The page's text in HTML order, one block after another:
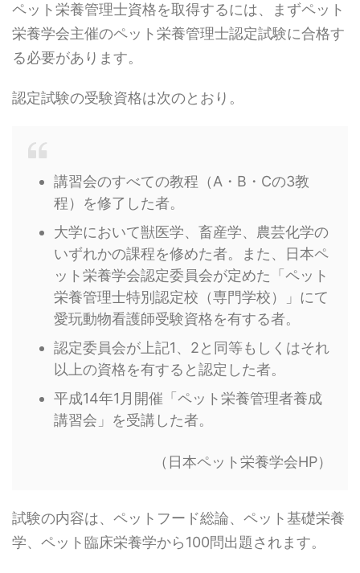
ペット栄養管理士資格を取得するには、まずペット
栄養学会主催のペット栄養管理士認定試験に合格す
る必要があります。
認定試験の受験資格は次のとおり。
講習会のすべての教程（A・B・Cの3教
程）を修了した者。
大学において獣医学、畜産学、農芸化学の
いずれかの課程を修めた者。また、日本ペ
ット栄養学会認定委員会が定めた「ペット
栄養管理士特別認定校（専門学校）」にて
愛玩動物看護師受験資格を有する者。
認定委員会が上記1、2と同等もしくはそれ
以上の資格を有すると認定した者。
平成14年1月開催「ペット栄養管理者養成
講習会」を受講した者。
（日本ペット栄養学会HP）
試験の内容は、ペットフード総論、ペット基礎栄養
学、ペット臨床栄養学から100問出題されます。